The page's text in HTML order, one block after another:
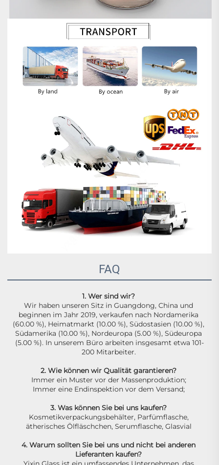
FAQ
1. Wer sind wir?
Wir haben unseren Sitz in Guangdong, China und
beginnen im Jahr 2019, verkaufen nach Nordamerika
(60.00 %), Heimatmarkt (10.00 %), Südostasien (10.00 %),
Südamerika (10.00 %), Nordeuropa (5.00 %), Südeuropa
(5.00 %). In unserem Büro arbeiten insgesamt etwa 101-
200 Mitarbeiter.
2. Wie können wir Qualität garantieren?
Immer ein Muster vor der Massenproduktion;
Immer eine Endinspektion vor dem Versand;
3. Was können Sie bei uns kaufen?
Kosmetikverpackungsbehälter, Parfümflasche,
ätherisches Ölfläschchen, Serumflasche, Glasvial
4. Warum sollten Sie bei uns und nicht bei anderen
Lieferanten kaufen?